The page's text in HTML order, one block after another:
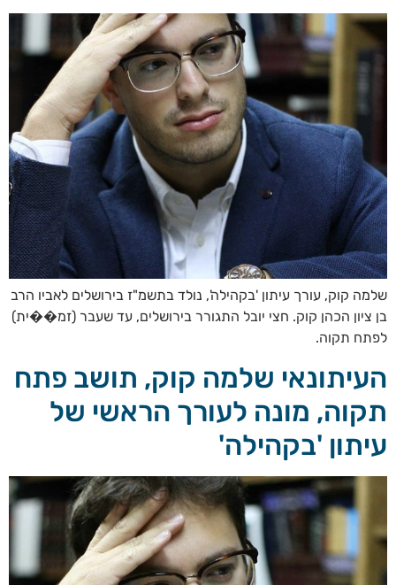
שלמה קוק, עורך עיתון 'בקהילה', נולד בתשמ"ז בירושלים לאביו הרב
בן ציון הכהן קוק. חצי יובל התגורר בירושלים, עד שעבר (זמ��ית)
לפתח תקוה.
העיתונאי שלמה קוק, תושב פתח
תקוה, מונה לעורך הראשי של
עיתון 'בקהילה'